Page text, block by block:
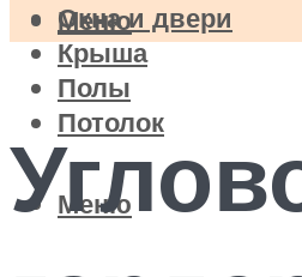
Окна и двери
Крыша
Полы
Потолок
Меню
Меню